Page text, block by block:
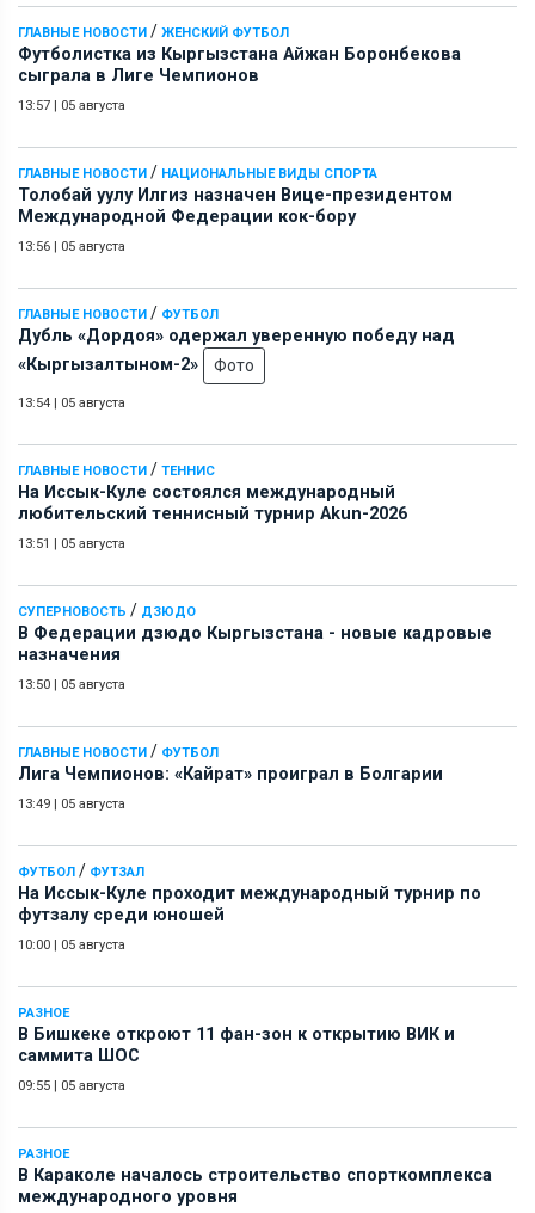
ГЛАВНЫЕ НОВОСТИ / ЖЕНСКИЙ ФУТБОЛ
Футболистка из Кыргызстана Айжан Боронбекова
сыграла в Лиге Чемпионов
13:57 | 05 августа
ГЛАВНЫЕ НОВОСТИ / НАЦИОНАЛЬНЫЕ ВИДЫ СПОРТА
Толобай уулу Илгиз назначен Вице-президентом
Международной Федерации кок-бору
13:56 | 05 августа
ГЛАВНЫЕ НОВОСТИ / ФУТБОЛ
Дубль «Дордоя» одержал уверенную победу над
«Кыргызалтыном-2»
Фото
13:54 | 05 августа
ГЛАВНЫЕ НОВОСТИ / ТЕННИС
На Иссык-Куле состоялся международный
любительский теннисный турнир Akun-2026
13:51 | 05 августа
СУПЕРНОВОСТЬ / ДЗЮДО
В Федерации дзюдо Кыргызстана - новые кадровые
назначения
13:50 | 05 августа
ГЛАВНЫЕ НОВОСТИ / ФУТБОЛ
Лига Чемпионов: «Кайрат» проиграл в Болгарии
13:49 | 05 августа
ФУТБОЛ / ФУТЗАЛ
На Иссык-Куле проходит международный турнир по
футзалу среди юношей
10:00 | 05 августа
РАЗНОЕ
В Бишкеке откроют 11 фан-зон к открытию ВИК и
саммита ШОС
09:55 | 05 августа
РАЗНОЕ
В Караколе началось строительство спорткомплекса
международного уровня